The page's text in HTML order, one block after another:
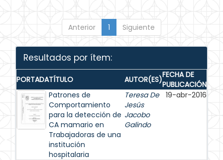
Anterior 1 Siguiente
Resultados por ítem:
PORTADATÍTULO AUTOR(ES)FECHA DE
PUBLICACIÓN
Patrones de
Comportamiento
para la detección de
CA mamario en
Trabajadoras de una
institución
hospitalaria
Teresa De
Jesús
Jacobo
Galindo
19-abr-2016